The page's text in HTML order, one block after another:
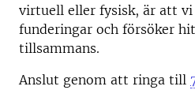
virtuell eller fysisk, är att
funderingar och försöker
tillsammans.
Anslut genom att ringa till